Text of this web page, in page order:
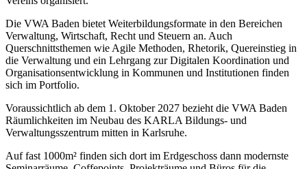
Die VWA Baden bietet Weiterbildungsformate in den Bereichen
Verwaltung, Wirtschaft, Recht und Steuern an. Auch
Querschnittsthemen wie Agile Methoden, Rhetorik, Quereinstieg in
die Verwaltung und ein Lehrgang zur Digitalen Koordination und
Organisationsentwicklung in Kommunen und Institutionen finden
sich im Portfolio.
Voraussichtlich ab dem 1. Oktober 2027 bezieht die VWA Baden
Räumlichkeiten im Neubau des KARLA Bildungs- und
Verwaltungsszentrum mitten in Karlsruhe.
Auf fast 1000m² finden sich dort im Erdgeschoss dann modernste